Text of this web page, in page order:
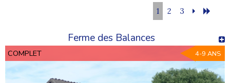
1 2 3
Ferme des Balances
COMPLET 4-9 ANS